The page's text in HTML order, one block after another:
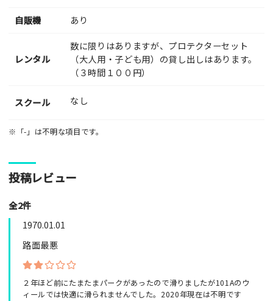
自販機
あり
レンタル
数に限りはありますが、プロテクターセット
（大人用・子ども用）の貸し出しはあります。
（３時間１００円）
スクール なし
※「-」は不明な項目です。
投稿レビュー
全2件
1970.01.01
路面最悪
２年ほど前にたまたまパークがあったので滑りましたが101Aのウ
ィールでは快適に滑られませんでした。2020年現在は不明です